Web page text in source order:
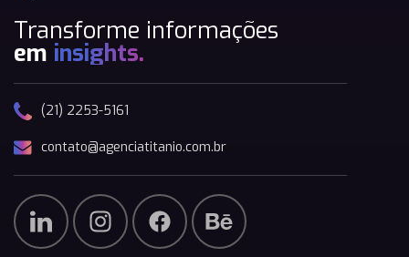
Transforme informações
em insights.
(21) 2253-5161
contato@agenciatitanio.com.br